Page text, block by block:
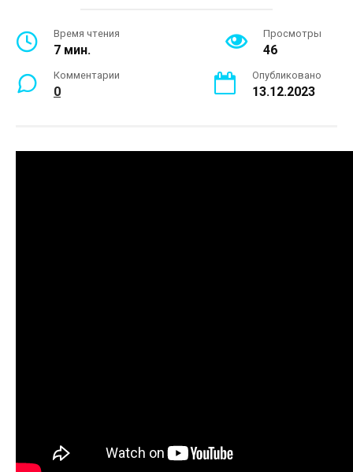
Время чтения
7 мин.
Просмотры
46
Комментарии
0
Опубликовано
13.12.2023